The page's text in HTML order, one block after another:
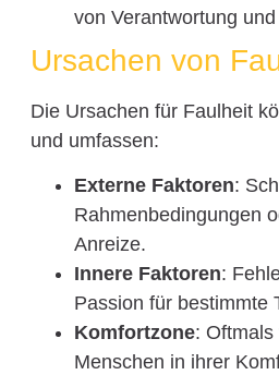
von Verantwortung
Ursachen von
Die Ursachen für Faulheit
und umfassen:
Externe Faktoren:
Rahmenbedingungen
Anreize.
Innere Faktoren:
Passion für bestimmte
Komfortzone: Oftmals
Menschen in ihrer